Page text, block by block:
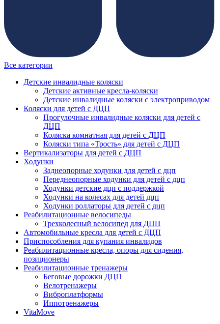
Все категории
Детские инвалидные коляски
Детские активные кресла-коляски
Детские инвалидные коляски с электроприводом
Коляски для детей с ДЦП
Прогулочные инвалидные коляски для детей с
ДЦП
Коляска комнатная для детей с ДЦП
Коляски типа «Трость» для детей с ДЦП
Вертикализаторы для детей с ДЦП
Ходунки
Заднеопорные ходунки для детей с дцп
Переднеопорные ходунки для детей с дцп
Ходунки детские дцп с поддержкой
Ходунки на колесах для детей дцп
Ходунки роллаторы для детей с дцп
Реабилитационные велосипеды
Трехколесный велосипед для ДЦП
Автомобильные кресла для детей с ДЦП
Приспособления для купания инвалидов
Реабилитационные кресла, опоры для сидения,
позиционеры
Реабилитационные тренажеры
Беговые дорожки ДЦП
Велотренажеры
Виброплатформы
Иппотренажеры
VitaMove